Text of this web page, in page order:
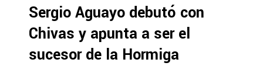
Sergio Aguayo debutó con
Chivas y apunta a ser el
sucesor de la Hormiga